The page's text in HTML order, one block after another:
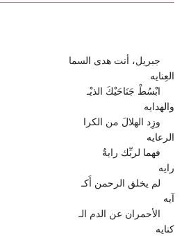
جبريل، أنت هدى السما
العِنايه
ابْسُطْ جَنَاحَيْكَ الذيْـ
والهدايه
وزِد الهلالَ من الكرا
الرعايه
فهما لربِّك رايةٌ
رايه
لم يخلق الرحمن أَكـ
آيه
الأحمران عن الدم الـ
كنايه